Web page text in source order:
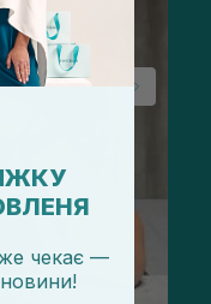
чекає —